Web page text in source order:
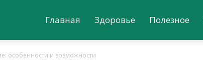
Главная Здоровье Полезное
особенности и возможности